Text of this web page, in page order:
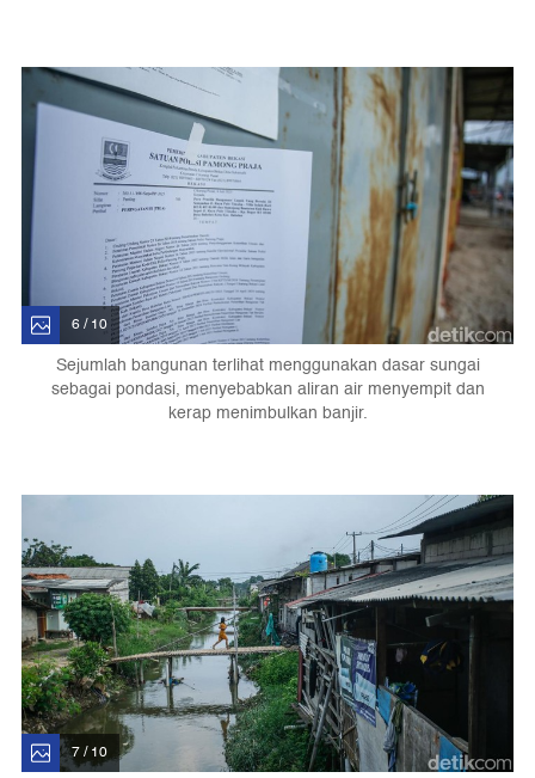
6 / 10
Sejumlah bangunan terlihat menggunakan dasar sungai
sebagai pondasi, menyebabkan aliran air menyempit dan
kerap menimbulkan banjir.
7 / 10